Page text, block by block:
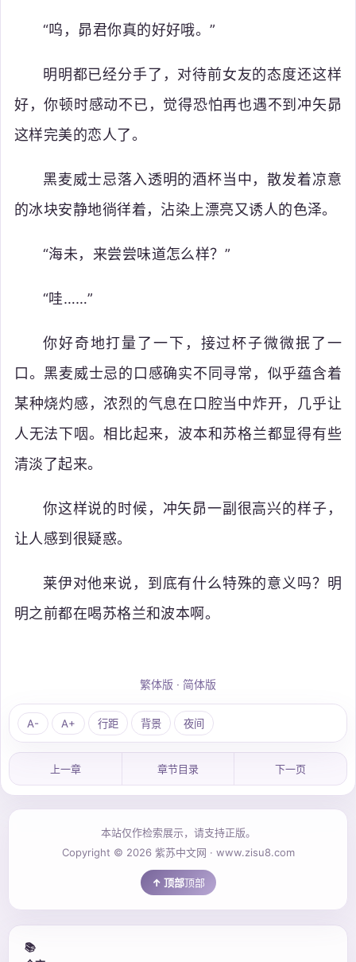
“呜，昴君你真的好好哦。”
明明都已经分手了，对待前女友的态度还这样
好，你顿时感动不已，觉得恐怕再也遇不到冲矢昴
这样完美的恋人了。
黑麦威士忌落入透明的酒杯当中，散发着凉意
的冰块安静地徜徉着，沾染上漂亮又诱人的色泽。
“海未，来尝尝味道怎么样？”
“哇……”
你好奇地打量了一下，接过杯子微微抿了一
口。黑麦威士忌的口感确实不同寻常，似乎蕴含着
某种烧灼感，浓烈的气息在口腔当中炸开，几乎让
人无法下咽。相比起来，波本和苏格兰都显得有些
清淡了起来。
你这样说的时候，冲矢昴一副很高兴的样子，
让人感到很疑惑。
莱伊对他来说，到底有什么特殊的意义吗？明
明之前都在喝苏格兰和波本啊。
繁体版 · 简体版
A- A+ 行距 背景 夜间
上一章 章节目录 下一页
本站仅作检索展示，请支持正版。
Copyright © 2026 紫苏中文网 · www.zisu8.com
顶部
📚